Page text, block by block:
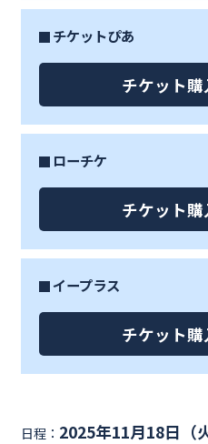
チケットぴあ
チケット
ローチケ
チケット
イープラス
チケット
日程： 2025年11月18日（火